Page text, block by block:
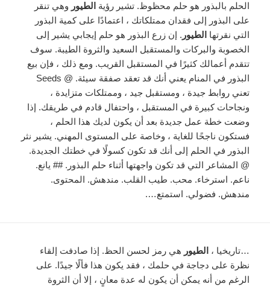
الحلم بالبذور هو حلم محظوظ. تشير رؤية الطيور وهي تنقر
على البذور إلى فقدان ممتلكاتك ، اعتمادًا على كمية البذور
التي نقرتها الطيور . إن زرع البذور هو حلم إيجابي يشير إلى
الخصوبة والبركات والمستقبل السعيد والثروة الطيبة. سوف
تتقدم أعمالك كثيرًا في المستقبل القريب. ومع ذلك ، فإن بيع
البذور في المنام يعني أنك قد تعقد صفقة سيئة. @ Seeds
تعني روابط جيدة ، ومستقبل جيد ، وممتلكات متزايدة ،
ونجاحات كبيرة في المستقبل ، واحتفال قادم في طريقك. إذا
وضعت خطة عمل جديدة بعد أن يكون لديك هذا الحلم ،
فستكون ناجحًا للغاية ، وخاصة على المستوى المهني. يشير نثر
البذور في الحلم إلى أنك قد تكون كسولًا في خطتك الجديدة.
@ المشاعر التي قد تكون واجهتها أثناء حلم البذور. ## يانع.
ناعم. استرخاء. محب. طيب القلب. مندهش. المحتوى.
مندهش. فضولي. استمتع….
…تاريخيا ، الطيور هي رمز لحسن الحظ. إذا صادفت إلقاء
نظرة على دجاجة في حلمك ، فقد يكون هذا فألًا جيدًا. على
الرغم من أنه يمكن أن يكون له عدة معانٍ ، إلا أن الثروة